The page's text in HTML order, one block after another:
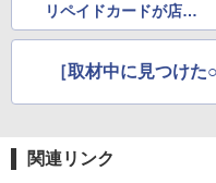
リペイドカードが店頭
販売中
［取材中に見つけ
関連リンク